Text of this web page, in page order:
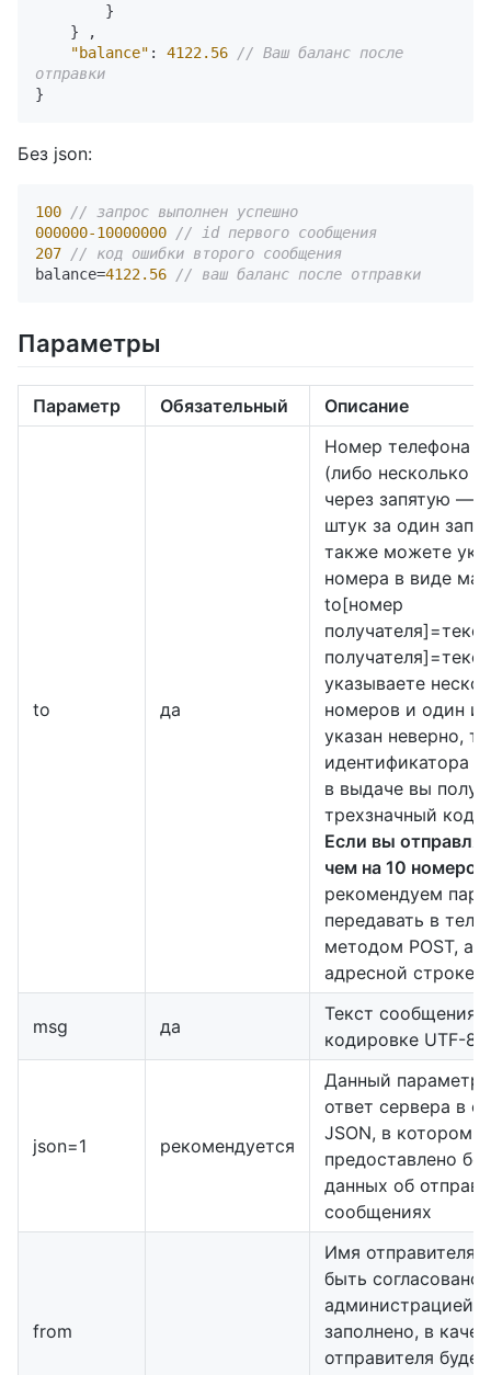
}
}
,
"balance" : 4122.56
// Ваш баланс после
отправки
}
Без json:
100
// запрос выполнен успешно
000000-10000000
// id первого сообщения
207
// код ошибки второго сообщения
balance=4122.56 // ваш баланс после отправки
Параметры
Параметр Обязательный Описание
to да
Номер телефона
(либо несколько
через запятую —
штук за один
также можете
номера в виде
to[номер
указываете
номеров и один
указан неверно,
идентификатора
в выдаче вы
трехзначный код
Если вы
чем на 10 номеров
рекомендуем
передавать в теле
методом POST, а
адресной строке.
msg да
Текст сообщения в
кодировке UTF-8
json=1 рекомендуется
Данный параметр
ответ сервера в
JSON, в котором
предоставлено
данных об
сообщениях
from
Имя отправителя
быть согласовано
администрацией).
заполнено, в
отправителя